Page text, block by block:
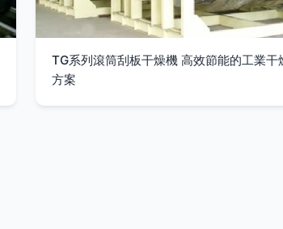
TG系列滾筒刮板干燥機 高效節能的工業干
方案